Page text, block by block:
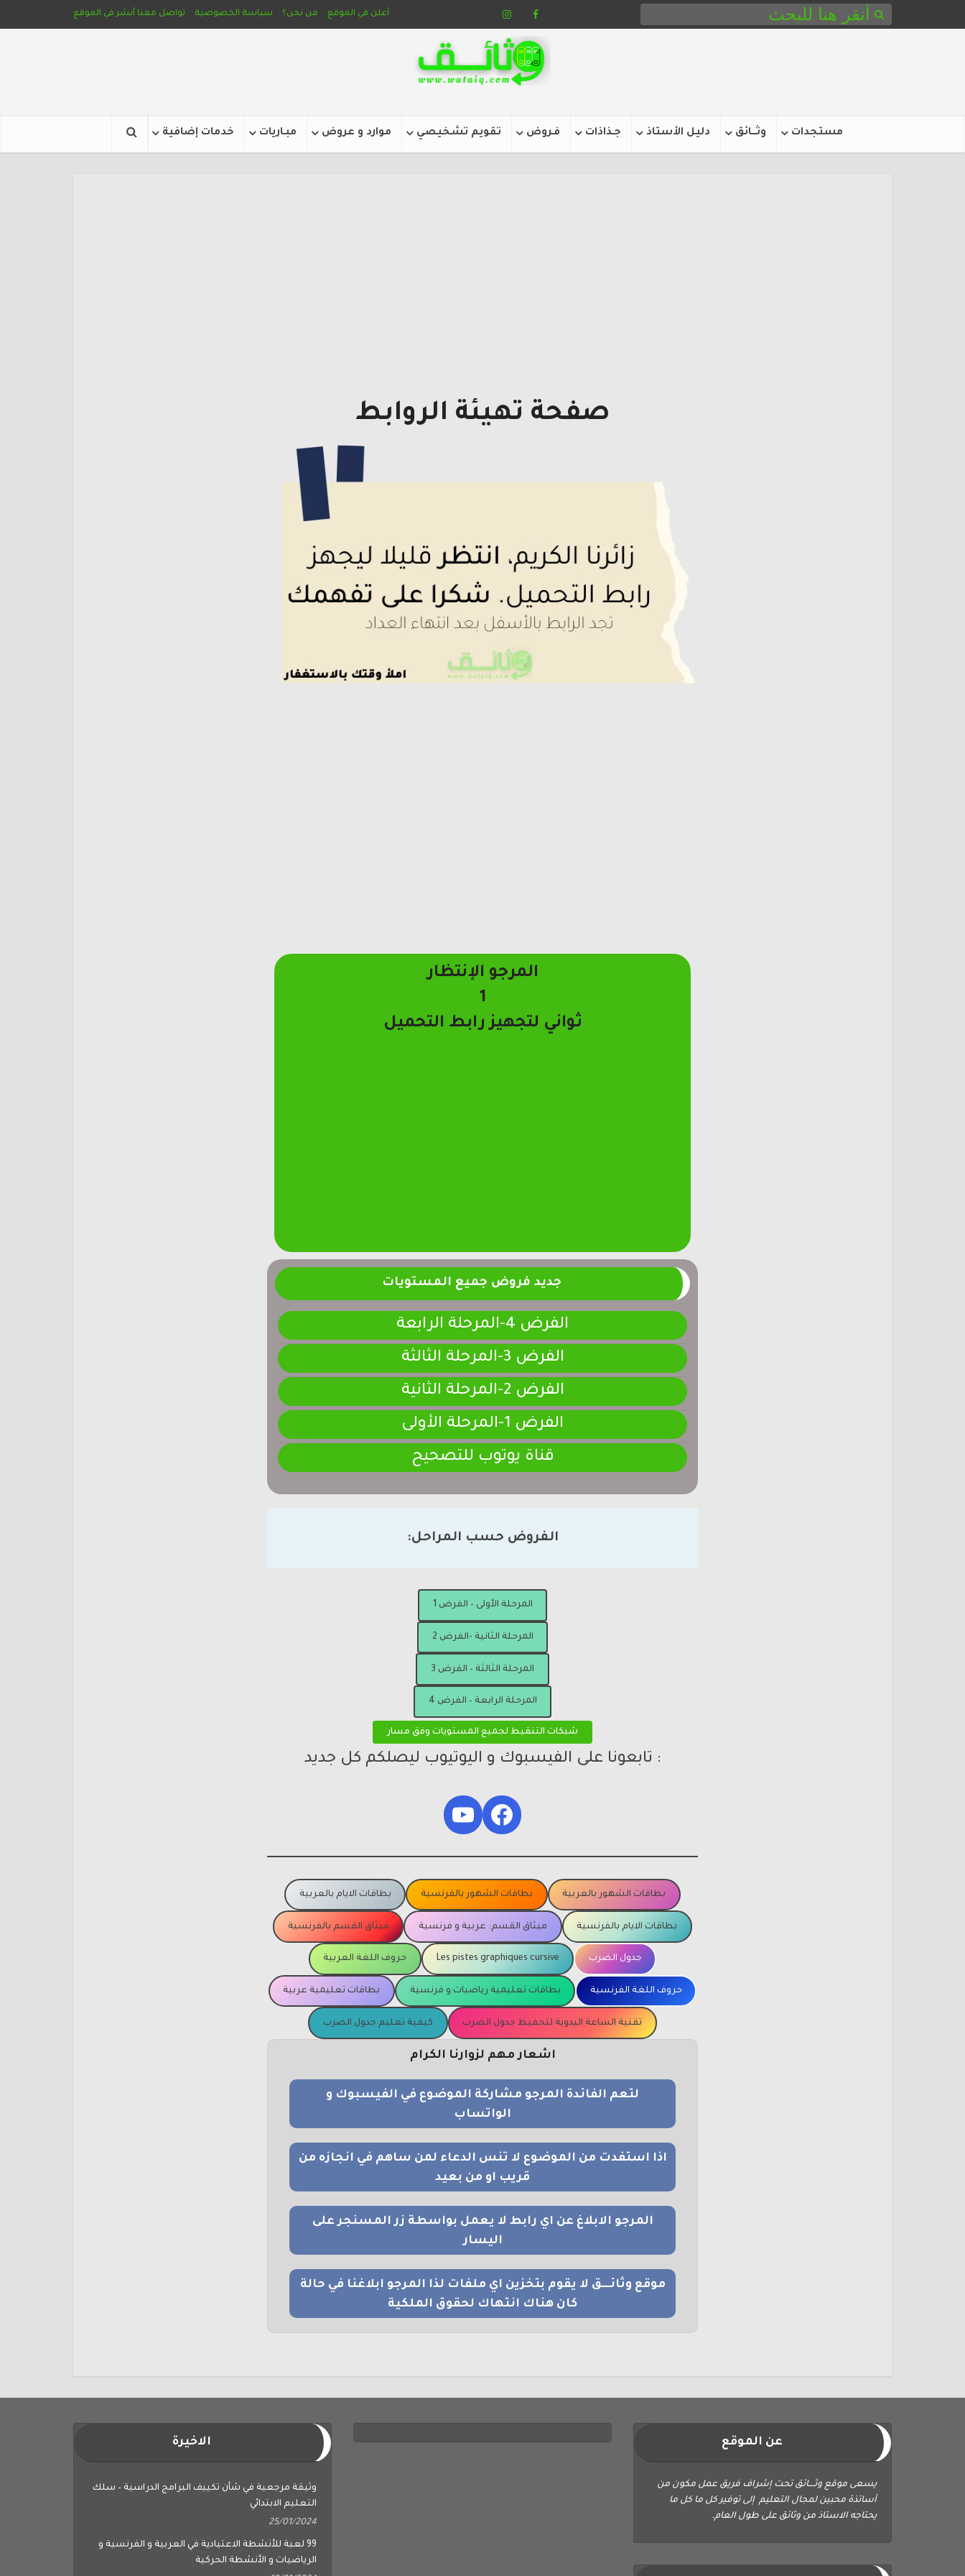
أعلن في الموقع من نحن؟ سياسة الخصوصية تواصل معنا أنشر في الموقع
مستجدات وثـــائق دليل الأستاذ جـذاذات فـروض تقويم تشخيصي موارد و عروض مبـاريات خدمات إضافية
صفحة تهيئة الروابط
تحميل الملف
جديد فروض جميع المستويات
الفرض 4-المرحلة الرابعة
الفرض 3-المرحلة الثالثة
الفرض 2-المرحلة الثانية
الفرض 1-المرحلة الأولى
قناة يوتوب للتصحيح
: تابعونا على الفيسبوك و اليوتيوب ليصلكم كل جديد
Facebook
YouTube
بطاقات الايام بالفرنسية ميثاق القسم: عربية و فرنسية ميثاق القسم بالفرنسية
Les pistes graphiques cursive حروف اللغة العربية
حروف اللغة الفرنسية بطاقات تعليمية رياضيات و فرنسية بطاقات تعليمية عربية
تقنية الساعة اليدوية لتحفيظ جدول الضرب كيفية تعليم جدول الضرب
اشعار مهم لزوارنا الكرام
الواتساب
قريب او من بعيد
اليسار
كان هناك انتهاك لحقوق الملكية
الاخيرة
التعليم الابتدائي
25/01/2024
99 لعبة للأنشطة الاعتيادية في العربية و الفرنسية و
الرياضيات و الأنشطة الحركية
18/01/2024
عن الموقع
يسعى موقع وثــــائق تحت إشراف فريق عمل مكون من
أساتذة محبين لمجال التعليم إلى توفير كل ما كل ما
يحتاجه الاستاذ من وثائق على طول العام.
ابحث في الموقع